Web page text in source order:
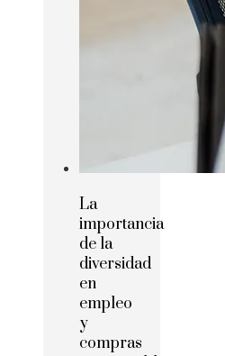
La
importancia
de la
diversidad
en
empleo
y
compras